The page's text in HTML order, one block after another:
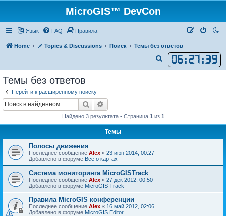
MicroGIS™ DevCon
Язык FAQ Правила
Home 📌 Topics & Discussions Поиск Темы без ответов
06:27:39
о
Темы без ответов
Перейти к расширенному поиску
Поиск
Найдено 3 результата • Страница 1 из 1
Темы
Полосы движения
Последнее сообщение Alex « 23 июн 2014, 00:27
Добавлено в форуме Всё о картах
Система мониторинга MicroGISTrack
Последнее сообщение Alex « 27 дек 2012, 00:50
Добавлено в форуме MicroGIS Track
Правила MicroGIS конференции
Последнее сообщение Alex « 16 май 2012, 02:06
Добавлено в форуме MicroGIS Editor